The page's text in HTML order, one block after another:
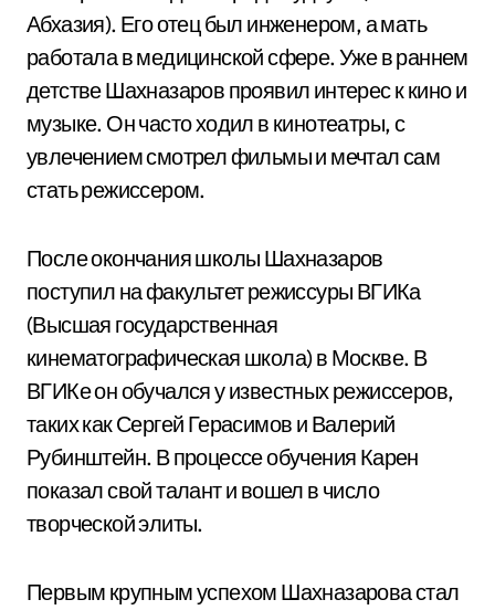
Абхазия). Его отец был инженером, а мать
работала в медицинской сфере. Уже в раннем
детстве Шахназаров проявил интерес к кино и
музыке. Он часто ходил в кинотеатры, с
увлечением смотрел фильмы и мечтал сам
стать режиссером.
После окончания школы Шахназаров
поступил на факультет режиссуры ВГИКа
(Высшая государственная
кинематографическая школа) в Москве. В
ВГИКе он обучался у известных режиссеров,
таких как Сергей Герасимов и Валерий
Рубинштейн. В процессе обучения Карен
показал свой талант и вошел в число
творческой элиты.
Первым крупным успехом Шахназарова стал